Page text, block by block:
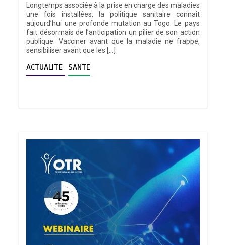
Longtemps associée à la prise en charge des maladies
une fois installées, la politique sanitaire connaît
aujourd’hui une profonde mutation au Togo. Le pays
fait désormais de l’anticipation un pilier de son action
publique. Vacciner avant que la maladie ne frappe,
sensibiliser avant que les […]
ACTUALITE SANTE